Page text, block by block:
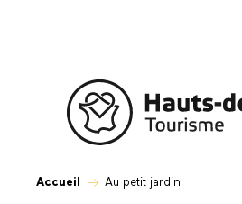
Accueil Au petit jardin